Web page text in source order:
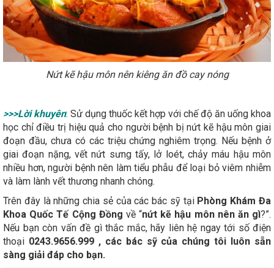
Nứt kẽ hậu môn nên kiêng ăn đồ cay nóng
>>>Lời khuyên: Sử dụng thuốc kết hợp với chế độ ăn uống khoa
học chỉ điều trị hiệu quả cho người bệnh bị nứt kẽ hậu môn giai
đoạn đầu, chưa có các triệu chứng nghiêm trọng. Nếu bệnh ở
giai đoạn nặng, vết nứt sưng tấy, lở loét, chảy máu hậu môn
nhiều hơn, người bệnh nên làm tiểu phẫu để loại bỏ viêm nhiễm
và làm lành vết thương nhanh chóng.
Trên đây là những chia sẻ của các bác sỹ tại Phòng Khám Đa
Khoa Quốc Tế Cộng Đồng về “nứt kẽ hậu môn nên ăn gì?”.
Nếu bạn còn vấn đề gì thắc mắc, hãy liên hệ ngay tới số điện
thoại 0243.9656.999 , các bác sỹ của chúng tôi luôn sẵn
sàng giải đáp cho bạn.